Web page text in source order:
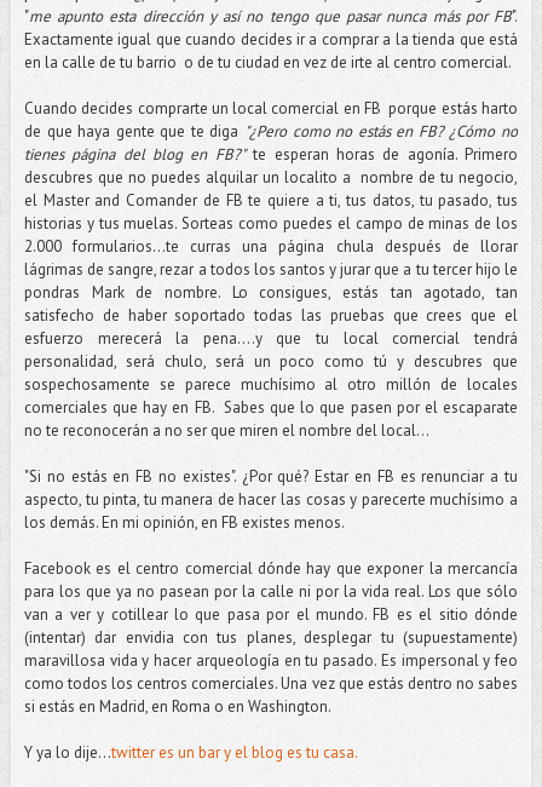
"me apunto esta dirección y así no tengo que pasar nunca más por FB".
Exactamente igual que cuando decides ir a comprar a la tienda que está
en la calle de tu barrio o de tu ciudad en vez de irte al centro comercial.
Cuando decides comprarte un local comercial en FB porque estás harto
de que haya gente que te diga "¿Pero como no estás en FB? ¿Cómo no
tienes página del blog en FB?"te esperan horas de agonía. Primero
descubres que no puedes alquilar un localito a nombre de tu negocio,
el Master and Comander de FB te quiere a ti, tus datos, tu pasado, tus
historias y tus muelas. Sorteas como puedes el campo de minas de los
2.000 formularios...te curras una página chula después de llorar
lágrimas de sangre, rezar a todos los santos y jurar que a tu tercer hijo le
pondras Mark de nombre. Lo consigues, estás tan agotado, tan
satisfecho de haber soportado todas las pruebas que crees que el
esfuerzo merecerá la pena....y que tu local comercial tendrá
personalidad, será chulo, será un poco como tú y descubres que
sospechosamente se parece muchísimo al otro millón de locales
comerciales que hay en FB. Sabes que lo que pasen por el escaparate
no te reconocerán a no ser que miren el nombre del local...
"Si no estás en FB no existes". ¿Por qué? Estar en FB es renunciar a tu
aspecto, tu pinta, tu manera de hacer las cosas y parecerte muchísimo a
los demás. En mi opinión, en FB existes menos.
Facebook es el centro comercial dónde hay que exponer la mercancía
para los que ya no pasean por la calle ni por la vida real. Los que sólo
van a ver y cotillear lo que pasa por el mundo. FB es el sitio dónde
(intentar) dar envidia con tus planes, desplegar tu (supuestamente)
maravillosa vida y hacer arqueología en tu pasado. Es impersonal y feo
como todos los centros comerciales. Una vez que estás dentro no sabes
si estás en Madrid, en Roma o en Washington.
Y ya lo dije...twitter es un bar y el blog es tu casa.